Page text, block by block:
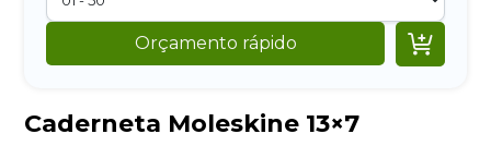
Orçamento rápido 
Caderneta Moleskine 13×7